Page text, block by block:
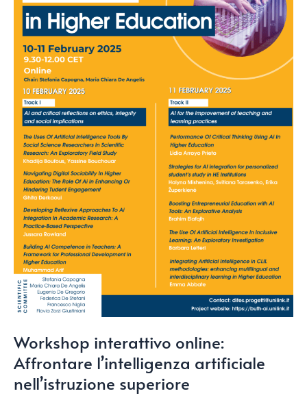
Workshop interattivo online:
Affrontare l’intelligenza artificiale
nell’istruzione superiore
artificiale
nell’istruzione
superiore